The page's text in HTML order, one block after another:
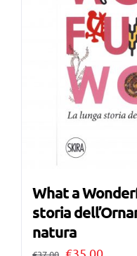
What a
storia
natura
Il
€35,00Il